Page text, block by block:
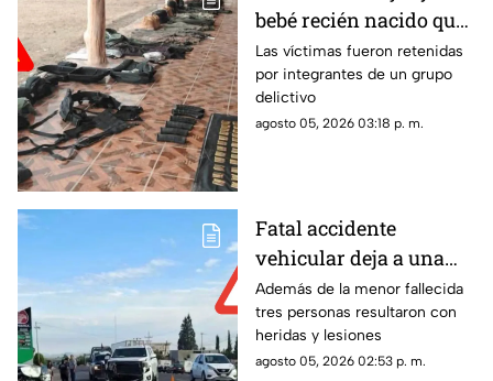
bebé recién nacido que
fueron privados de la
libertad en Valparaíso
Las víctimas fueron retenidas
por integrantes de un grupo
delictivo
agosto 05, 2026 03:18 p. m.
Fatal accidente
vehicular deja a una
menor sin vida en
Juan Aldama
Además de la menor fallecida
tres personas resultaron con
heridas y lesiones
agosto 05, 2026 02:53 p. m.